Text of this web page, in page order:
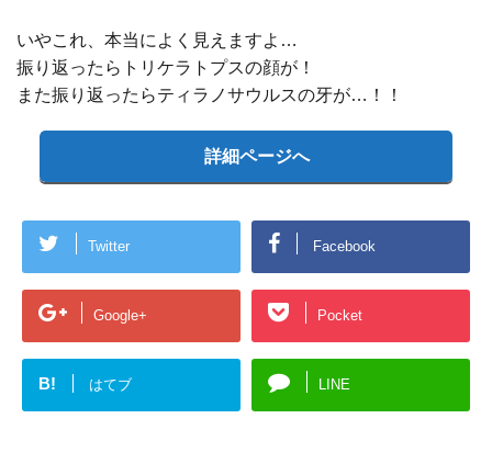
いやこれ、本当によく見えますよ…
振り返ったらトリケラトプスの顔が！
また振り返ったらティラノサウルスの牙が…！！
詳細ページへ
Twitter Facebook
Google+ Pocket
B! はてブ LINE